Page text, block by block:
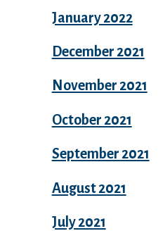
January 2022
December 2021
November 2021
October 2021
September 2021
August 2021
July 2021